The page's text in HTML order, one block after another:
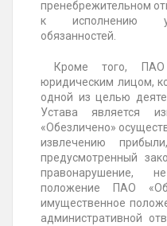
пренебрежительном
к исполнению
обязанностей.
Кроме того, ПАО
юридическим лицом,
одной из целью
Устава является
«Обезличено»
извлечению
предусмотренный
правонарушение,
положение ПАО
имущественное
административной